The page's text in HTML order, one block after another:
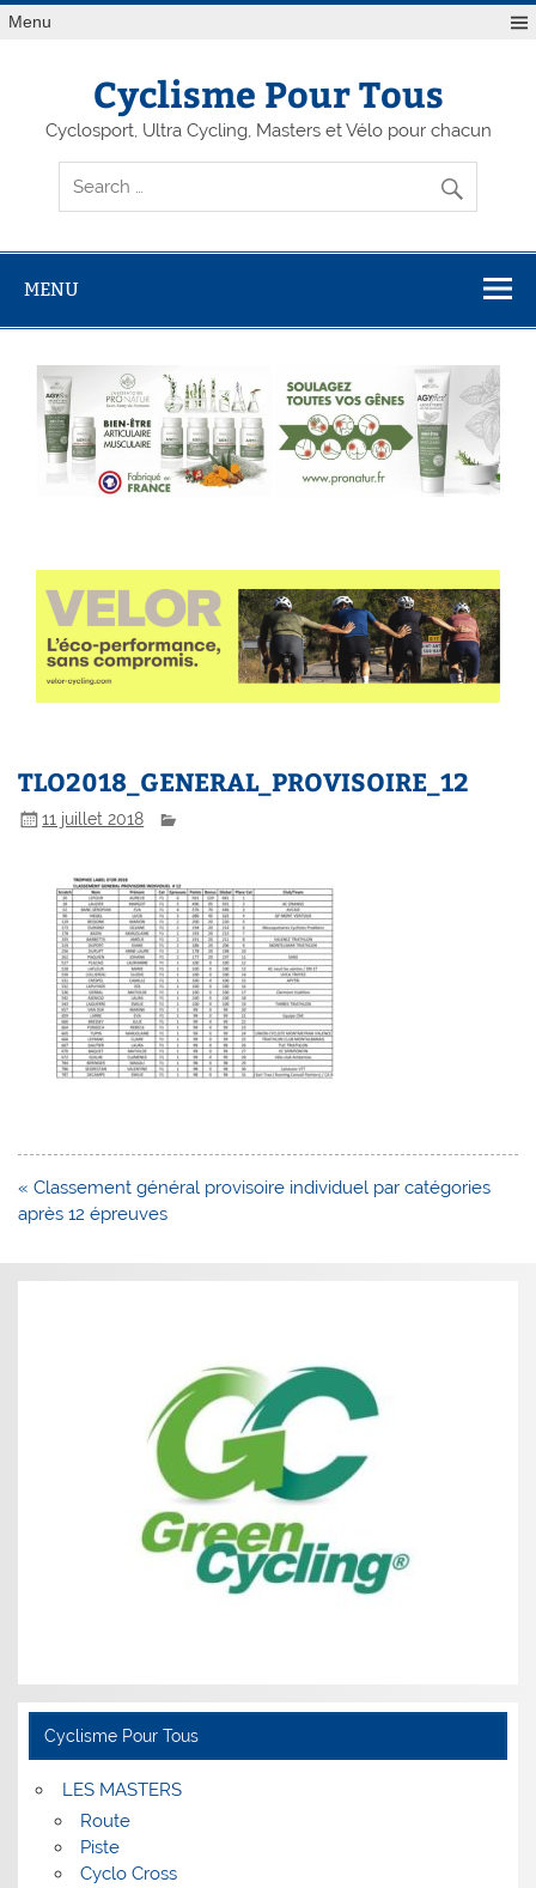
Menu
Cyclisme Pour Tous
Cyclosport, Ultra Cycling, Masters et Vélo pour chacun
MENU
TLO2018_GENERAL_PROVISOIRE_12
11 juillet 2018
Navigation
de
« Classement général provisoire individuel par catégories
après 12 épreuves
Cyclisme Pour Tous
LES MASTERS
Route
Piste
Cyclo Cross